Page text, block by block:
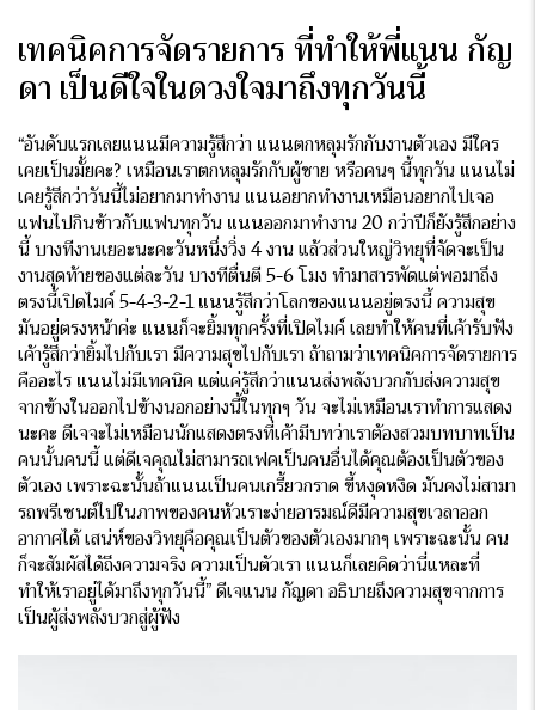
เทคนิคการจัดรายการ ที่ทำให้พี่แนน กัญ
ดา เป็นดีใจในดวงใจมาถึงทุกวันนี้
“อันดับแรกเลยแนนมีความรู้สึกว่า แนนตกหลุมรักกับงานตัวเอง มีใคร
เคยเป็นมั้ยคะ? เหมือนเราตกหลุมรักกับผู้ชาย หรือคนๆ นี้ทุกวัน แนนไม่
เคยรู้สึกว่าวันนี้ไม่อยากมาทำงาน แนนอยากทำงานเหมือนอยากไปเจอ
แฟนไปกินข้าวกับแฟนทุกวัน แนนออกมาทำงาน 20 กว่าปีก็ยังรู้สึกอย่าง
นี้ บางทีงานเยอะนะคะวันหนึ่งวิ่ง 4 งาน แล้วส่วนใหญ่วิทยุที่จัดจะเป็น
งานสุดท้ายของแต่ละวัน บางทีตื่นตี 5-6 โมง ทำมาสารพัดแต่พอมาถึง
ตรงนี้เปิดไมค์ 5-4-3-2-1 แนนรู้สึกว่าโลกของแนนอยู่ตรงนี้ ความสุข
มันอยู่ตรงหน้าค่ะ แนนก็จะยิ้มทุกครั้งที่เปิดไมค์ เลยทำให้คนที่เค้ารับฟัง
เค้ารู้สึกว่ายิ้มไปกับเรา มีความสุขไปกับเรา ถ้าถามว่าเทคนิคการจัดรายการ
คืออะไร แนนไม่มีเทคนิค แต่แค่รู้สึกว่าแนนส่งพลังบวกกับส่งความสุข
จากข้างในออกไปข้างนอกอย่างนี้ในทุกๆ วัน จะไม่เหมือนเราทำการแสดง
นะคะ ดีเจจะไม่เหมือนนักแสดงตรงที่เค้ามีบทว่าเราต้องสวมบทบาทเป็น
คนนั้นคนนี้ แต่ดีเจคุณไม่สามารถเฟคเป็นคนอื่นได้คุณต้องเป็นตัวของ
ตัวเอง เพราะฉะนั้นถ้าแนนเป็นคนเกรี้ยวกราด ขี้หงุดหงิด มันคงไม่สามา
รถพรีเซนต์ไปในภาพของคนหัวเราะง่ายอารมณ์ดีมีความสุขเวลาออก
อากาศได้ เสน่ห์ของวิทยุคือคุณเป็นตัวของตัวเองมากๆ เพราะฉะนั้น คน
ก็จะสัมผัสได้ถึงความจริง ความเป็นตัวเรา แนนก็เลยคิดว่านี่แหละที่
ทำให้เราอยู่ได้มาถึงทุกวันนี้” ดีเจแนน กัญดา อธิบายถึงความสุขจากการ
เป็นผู้ส่งพลังบวกสู่ผู้ฟัง